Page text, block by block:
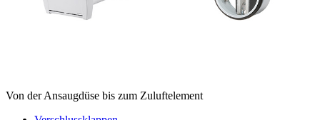
Von der Ansaugdüse bis zum Zuluftelement